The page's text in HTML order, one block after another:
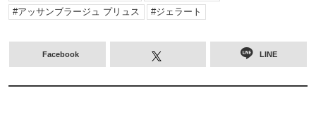
アッサンブラージュ プリュス
ジェラート
Facebook LINE